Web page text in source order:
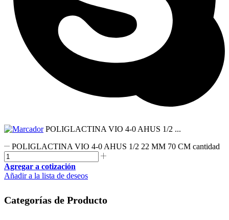
POLIGLACTINA VIO 4-0 AHUS 1/2 ...
POLIGLACTINA VIO 4-0 AHUS 1/2 22 MM 70 CM cantidad
Agregar a cotización
Añadir a la lista de deseos
Categorías de Producto